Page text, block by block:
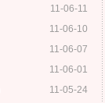
11-06-11
11-06-10
11-06-07
11-06-01
11-05-24